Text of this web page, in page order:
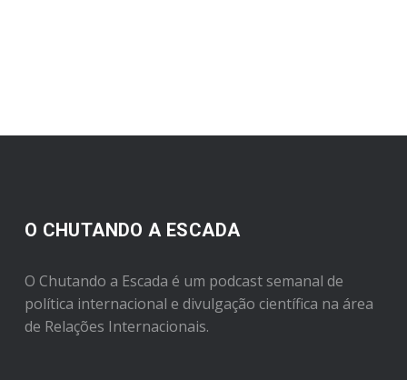
O CHUTANDO A ESCADA
O Chutando a Escada é um podcast semanal de
política internacional e divulgação científica na área
de Relações Internacionais.